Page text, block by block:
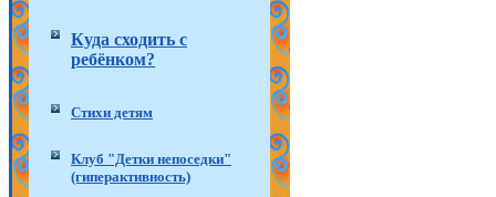
Куда сходить с
ребёнком?
Стихи детям
Клуб "Детки непоседки"
(гиперактивность)